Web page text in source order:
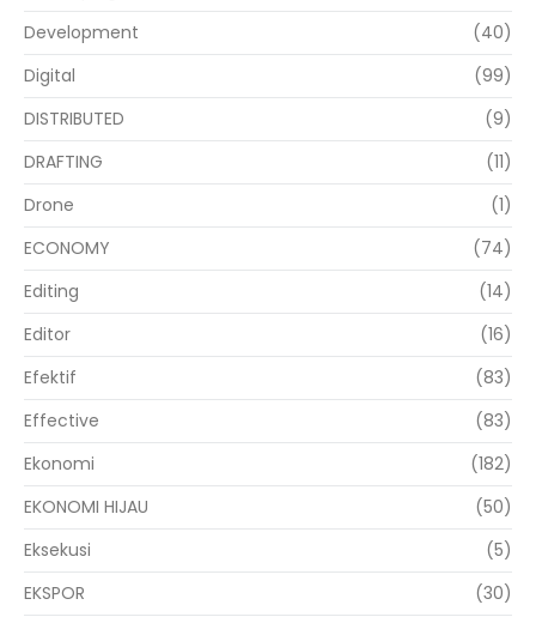
Development
(40)
Digital
(99)
DISTRIBUTED
(9)
DRAFTING
(11)
Drone
(1)
ECONOMY
(74)
Editing
(14)
Editor
(16)
Efektif
(83)
Effective
(83)
Ekonomi
(182)
EKONOMI HIJAU
(50)
Eksekusi
(5)
EKSPOR
(30)